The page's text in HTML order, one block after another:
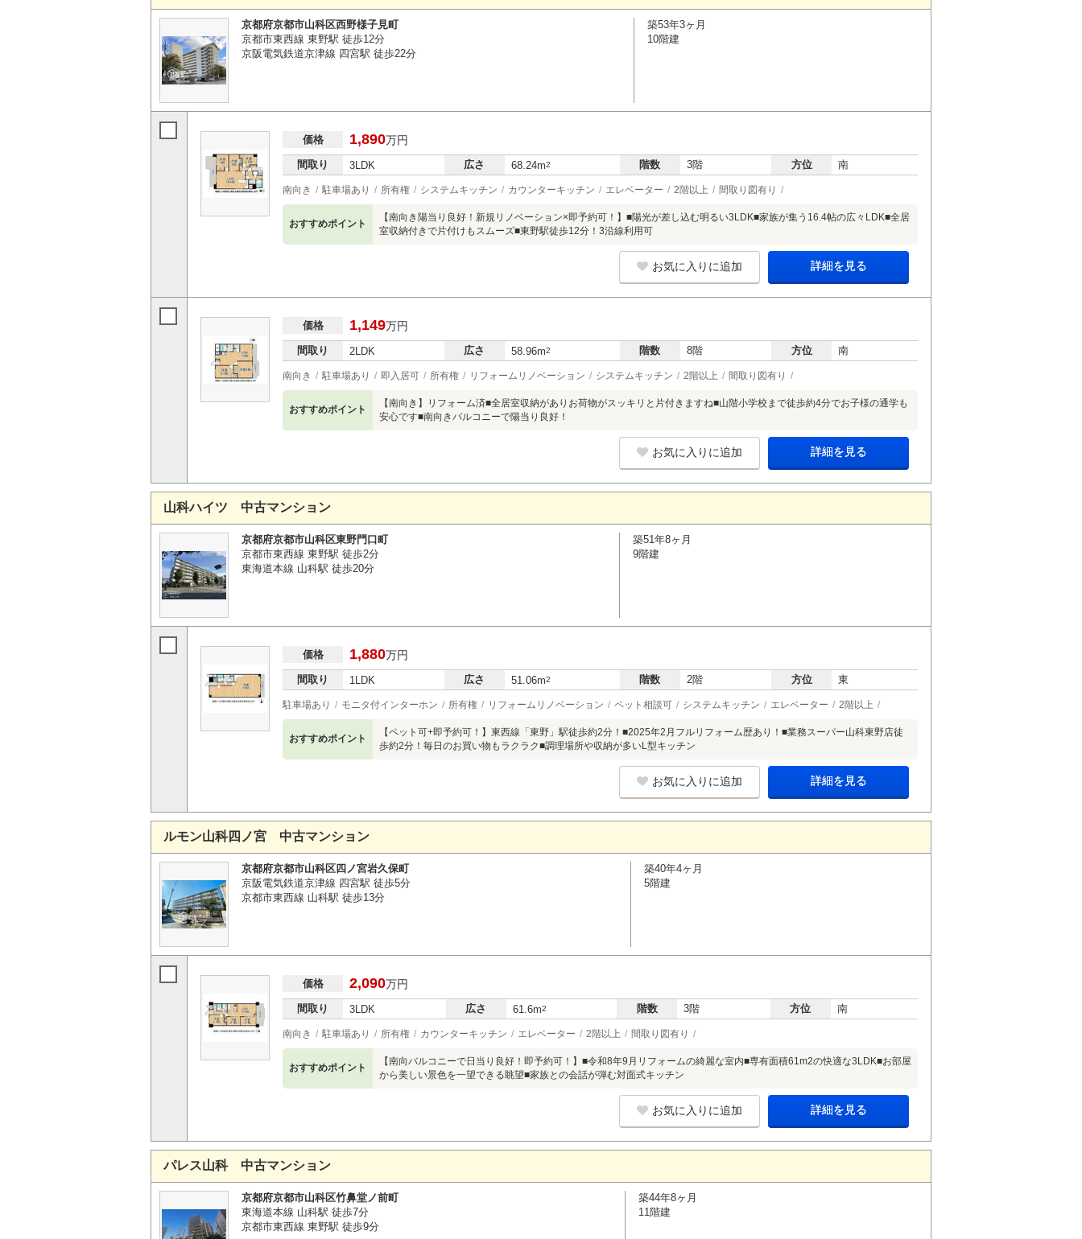
京都府京都市山科区西野様子見町
京都市東西線 東野駅 徒歩12分
京阪電気鉄道京津線 四宮駅 徒歩22分
築53年3ヶ月
10階建
価格 1,890万円
間取り 3LDK 広さ 68.24m2 階数 3階 方位 南
南向き 駐車場あり 所有権 システムキッチン カウンターキッチン エレベーター 2階以上 間取り図有り
おすすめポイント
【南向き陽当り良好！新規リノベーション×即予約可！】■陽光が差し込む明るい3LDK■家族が集う16.4帖の広々LDK■全居
室収納付きで片付けもスムーズ■東野駅徒歩12分！3沿線利用可
お気に入りに追加 詳細を見る
価格 1,149万円
間取り 2LDK 広さ 58.96m2 階数 8階 方位 南
南向き 駐車場あり 即入居可 所有権 リフォームリノベーション システムキッチン 2階以上 間取り図有り
おすすめポイント
【南向き】リフォーム済■全居室収納がありお荷物がスッキリと片付きますね■山階小学校まで徒歩約4分でお子様の通学も
安心です■南向きバルコニーで陽当り良好！
お気に入りに追加 詳細を見る
山科ハイツ 中古マンション
京都府京都市山科区東野門口町
京都市東西線 東野駅 徒歩2分
東海道本線 山科駅 徒歩20分
築51年8ヶ月
9階建
価格 1,880万円
間取り 1LDK 広さ 51.06m2 階数 2階 方位 東
駐車場あり モニタ付インターホン 所有権 リフォームリノベーション ペット相談可 システムキッチン エレベーター 2階以上
おすすめポイント
【ペット可+即予約可！】東西線「東野」駅徒歩約2分！■2025年2月フルリフォーム歴あり！■業務スーパー山科東野店徒
歩約2分！毎日のお買い物もラクラク■調理場所や収納が多いL型キッチン
お気に入りに追加 詳細を見る
ルモン山科四ノ宮 中古マンション
京都府京都市山科区四ノ宮岩久保町
京阪電気鉄道京津線 四宮駅 徒歩5分
京都市東西線 山科駅 徒歩13分
築40年4ヶ月
5階建
価格 2,090万円
間取り 3LDK 広さ 61.6m2 階数 3階 方位 南
南向き 駐車場あり 所有権 カウンターキッチン エレベーター 2階以上 間取り図有り
おすすめポイント
【南向バルコニーで日当り良好！即予約可！】■令和8年9月リフォームの綺麗な室内■専有面積61m2の快適な3LDK■お部屋
から美しい景色を一望できる眺望■家族との会話が弾む対面式キッチン
お気に入りに追加 詳細を見る
パレス山科 中古マンション
京都府京都市山科区竹鼻堂ノ前町
東海道本線 山科駅 徒歩7分
京都市東西線 東野駅 徒歩9分
築44年8ヶ月
11階建